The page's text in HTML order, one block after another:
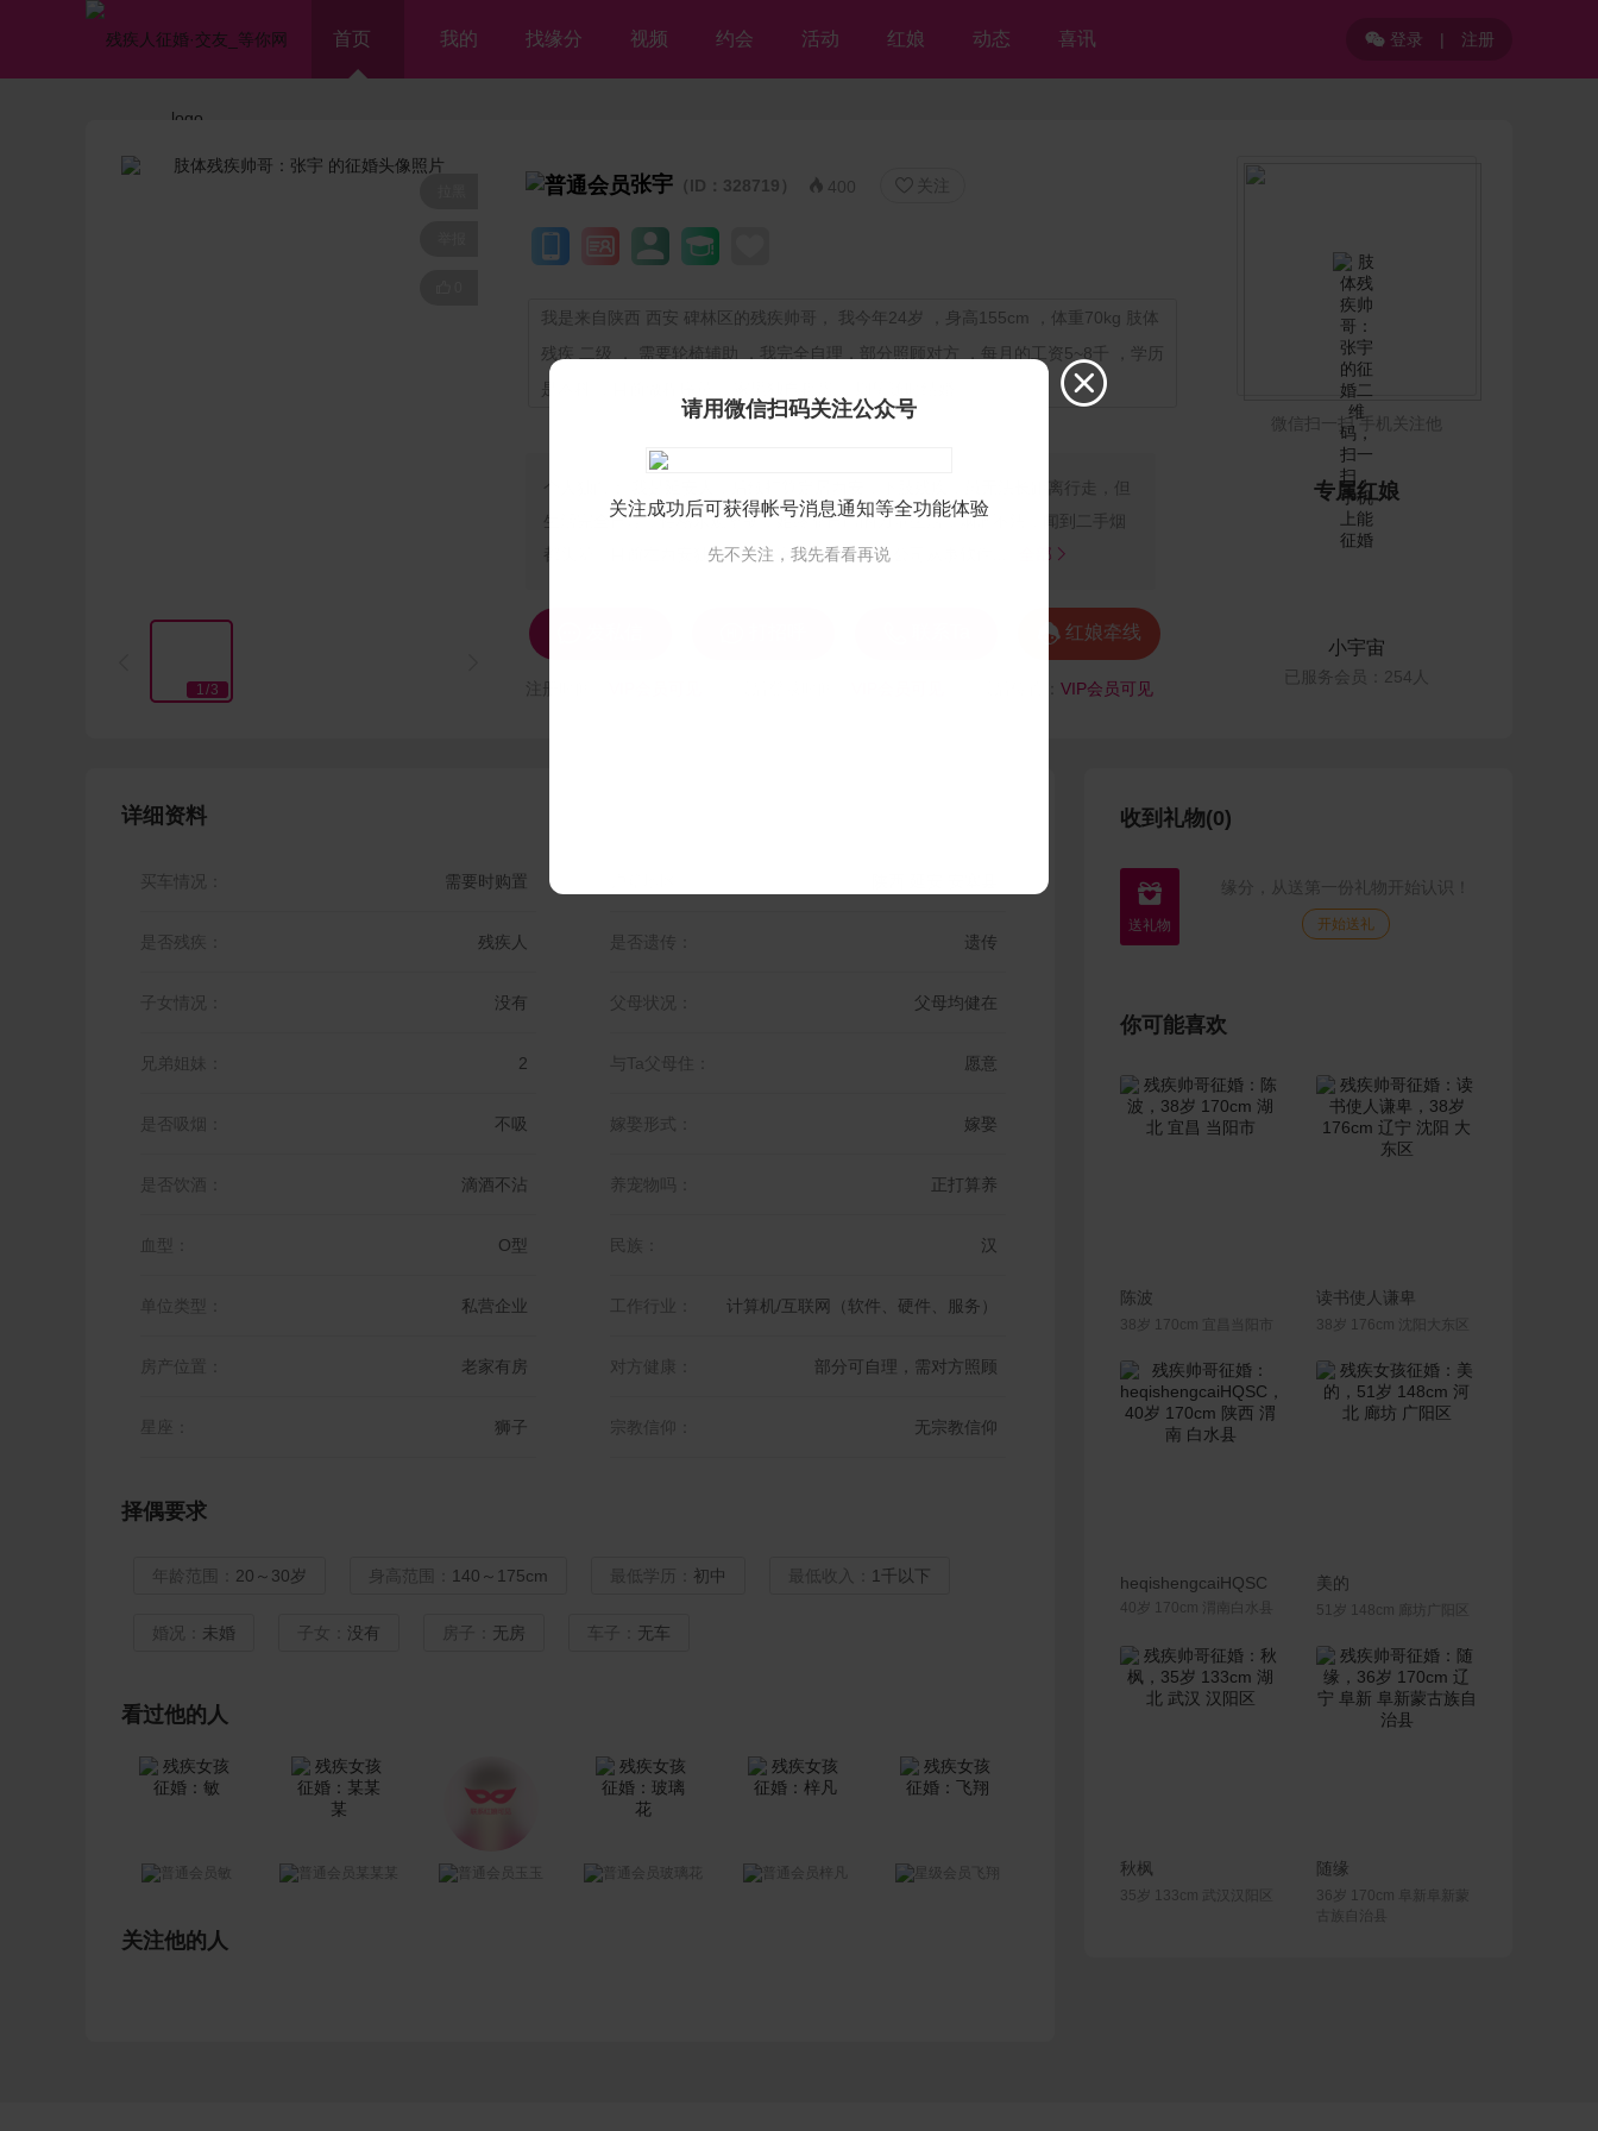
首页 我的 找缘分 视频 约会 活动 红娘 动态 喜讯 登录 | 注册
1/3
张宇 （ID：328719）  400  关注
我是来自陕西 西安 碑林区的残疾帅哥， 我今年24岁 ，身高155cm ，体重70kg 肢体
残疾 二级 ， 需要轮椅辅助 ，我完全自理，部分照顾对方 ，每月的工资5~8千 ，学历
个人独白：
我是延安人，后续打算定居西安，下肢残疾，虽无法长距离行走，但
生活完全自理，性格乐观坚韧，始终靠自己的力量生活，烟酒不沾，闻到二手烟
都头晕。目前在西安独居，于一家上市地理信息公司从事软件...
全部 
 红娘牵线
VIP会员可见
微信扫一扫 手机关注他
专属红娘
小宇宙
已服务会员：254人
详细资料
买车情况： 需要时购置
是否残疾： 残疾人 是否遗传： 遗传
子女情况： 没有 父母状况： 父母均健在
兄弟姐妹： 2 与Ta父母住： 愿意
是否吸烟： 不吸 嫁娶形式： 嫁娶
是否饮酒： 滴酒不沾 养宠物吗： 正打算养
血型： O型 民族： 汉
单位类型： 私营企业 工作行业： 计算机/互联网（软件、硬件、服务）
房产位置： 老家有房 对方健康： 部分可自理，需对方照顾
星座： 狮子 宗教信仰： 无宗教信仰
择偶要求
年龄范围： 20～30岁 身高范围： 140～175cm 最低学历： 初中 最低收入： 1千以下
婚况： 未婚 子女： 没有 房子： 无房 车子： 无车
看过他的人
敏 某某某 玻璃花 飞翔
关注他的人
收到礼物(0)
 缘分，从送第一份礼物开始认识！
开始送礼
你可能喜欢
陈波
38岁 170cm 宜昌当阳市
联系Ta
读书使人谦卑
38岁 176cm 沈阳大东区
联系Ta
heqishengcaiHQSC
40岁 170cm 渭南白水县
美的
51岁 148cm 廊坊广阳区
秋枫
35岁 133cm 武汉汉阳区
随缘
36岁 170cm 阜新阜新蒙
古族自治县

请用微信扫码关注公众号
关注成功后可获得帐号消息通知等全功能体验
先不关注，我先看看再说